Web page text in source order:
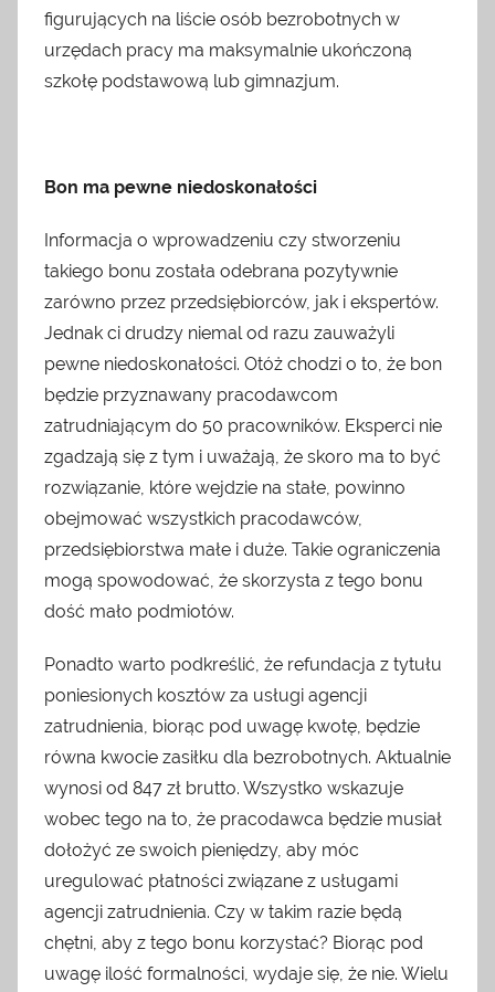
figurujących na liście osób bezrobotnych w
urzędach pracy ma maksymalnie ukończoną
szkołę podstawową lub gimnazjum.
Bon ma pewne niedoskonałości
Informacja o wprowadzeniu czy stworzeniu
takiego bonu została odebrana pozytywnie
zarówno przez przedsiębiorców, jak i ekspertów.
Jednak ci drudzy niemal od razu zauważyli
pewne niedoskonałości. Otóż chodzi o to, że bon
będzie przyznawany pracodawcom
zatrudniającym do 50 pracowników. Eksperci nie
zgadzają się z tym i uważają, że skoro ma to być
rozwiązanie, które wejdzie na stałe, powinno
obejmować wszystkich pracodawców,
przedsiębiorstwa małe i duże. Takie ograniczenia
mogą spowodować, że skorzysta z tego bonu
dość mało podmiotów.
Ponadto warto podkreślić, że refundacja z tytułu
poniesionych kosztów za usługi agencji
zatrudnienia, biorąc pod uwagę kwotę, będzie
równa kwocie zasiłku dla bezrobotnych. Aktualnie
wynosi od 847 zł brutto. Wszystko wskazuje
wobec tego na to, że pracodawca będzie musiał
dołożyć ze swoich pieniędzy, aby móc
uregulować płatności związane z usługami
agencji zatrudnienia. Czy w takim razie będą
chętni, aby z tego bonu korzystać? Biorąc pod
uwagę ilość formalności, wydaje się, że nie. Wielu